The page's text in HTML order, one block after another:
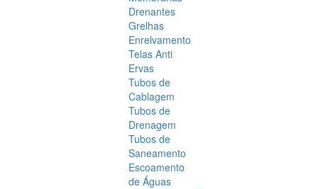
Drenantes
Grelhas
Enrelvamento
Telas Anti
Ervas
Tubos de
Cablagem
Tubos de
Drenagem
Tubos de
Saneamento
Escoamento
de Águas